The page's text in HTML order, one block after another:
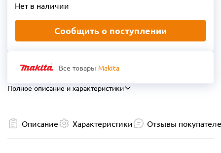
Нет в наличии
Сообщить о поступлении
Все товары Makita
Полное описание и характеристики
Описание Характеристики Отзывы